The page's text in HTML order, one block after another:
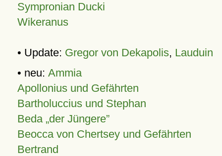
Sympronian Ducki
Wikeranus
• Update: Gregor von Dekapolis, Lauduin
• neu: Ammia
Apollonius und Gefährten
Bartholuccius und Stephan
Beda „der Jüngere”
Beocca von Chertsey und Gefährten
Bertrand